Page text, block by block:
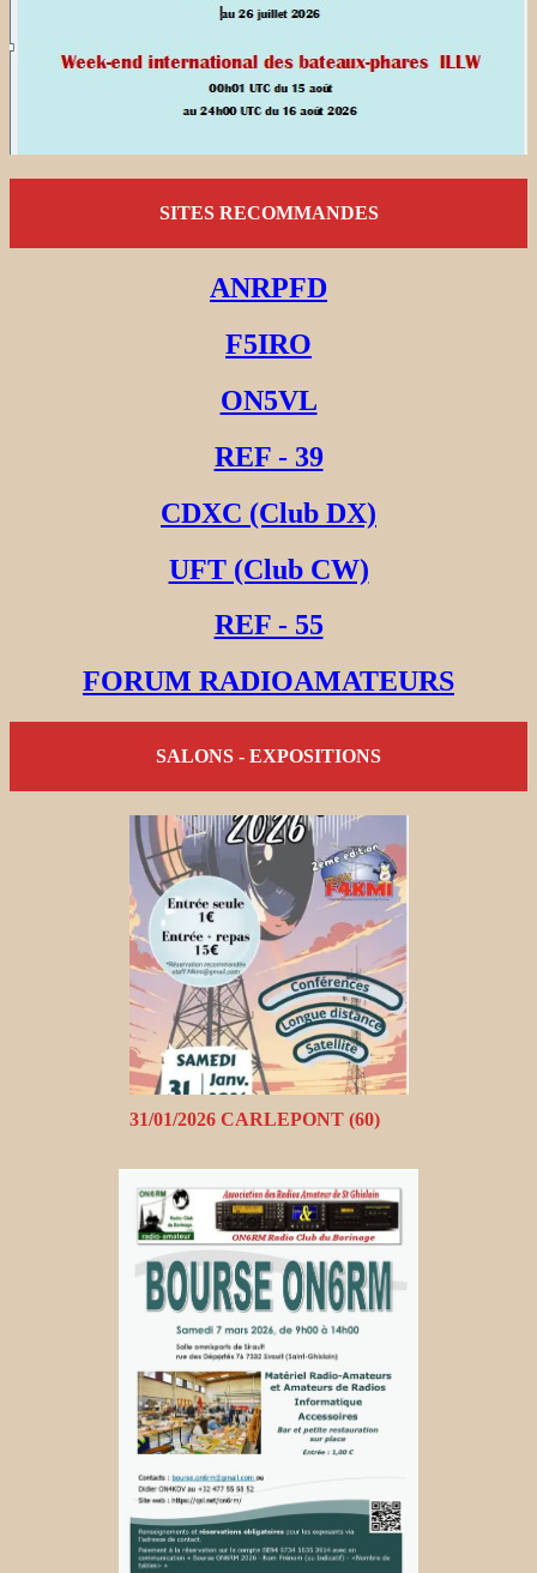
SITES RECOMMANDES
ANRPFD
F5IRO
ON5VL
REF - 39
CDXC (Club DX)
UFT (Club CW)
REF - 55
FORUM RADIOAMATEURS
SALONS - EXPOSITIONS
31/01/2026 CARLEPONT (60)